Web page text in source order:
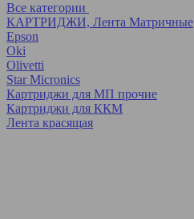
Все категории
КАРТРИДЖИ, Лента Матричные
Epson
Oki
Olivetti
Star Micronics
Картриджи для МП прочие
Картриджи для ККМ
Лента красящая